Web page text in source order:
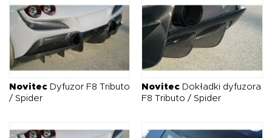
Novitec Dyfuzor F8 Tributo
/ Spider
Novitec Dokładki dyfuzora
F8 Tributo / Spider